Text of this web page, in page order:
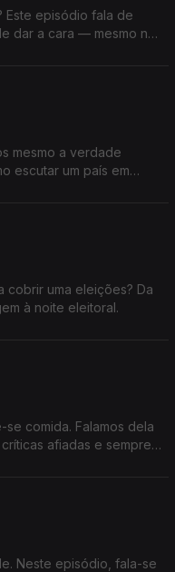
Este episódio fala de
dar a cara — mesmo no
mesmo a verdade
escutar um país em
cobrir uma eleições? Da
à noite eleitoral.
comida. Falamos dela
afiadas e sempre
Neste episódio, fala-se